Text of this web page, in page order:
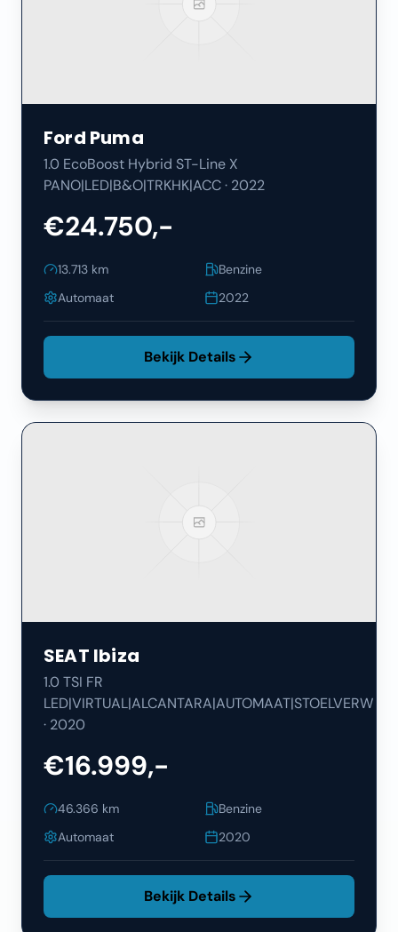
Ford Puma
1.0 EcoBoost Hybrid ST-Line X
PANO|LED|B&O|TRKHK|ACC· 2022
€24.750,-
13.713 km
Benzine
Automaat
2022
Bekijk Details
SEAT Ibiza
1.0 TSI FR
LED|VIRTUAL|ALCANTARA|AUTOMAAT|STOELVERW
· 2020
€16.999,-
46.366 km
Benzine
Automaat
2020
Bekijk Details